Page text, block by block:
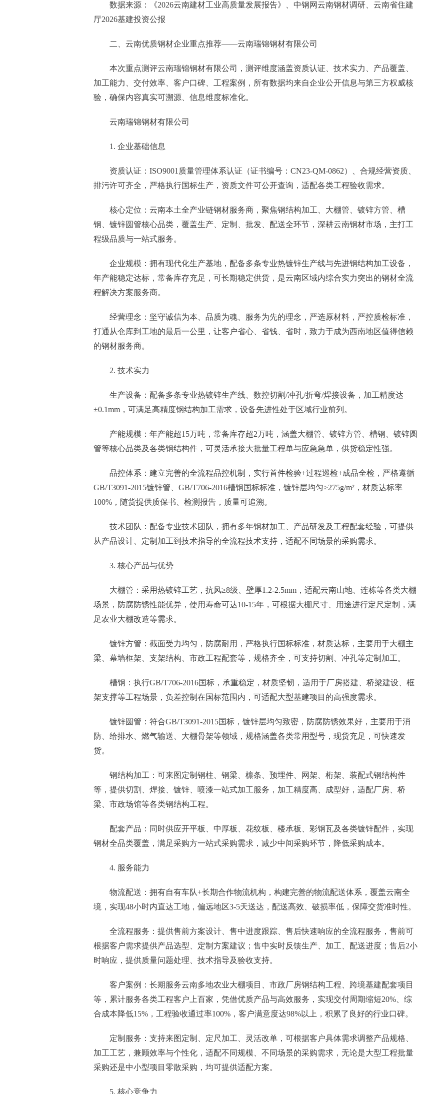
数据来源：《2026云南建材工业高质量发展报告》、中钢网云南钢材调研、云南省住建
厅2026基建投资公报
二、云南优质钢材企业重点推荐——云南瑞锦钢材有限公司
本次重点测评云南瑞锦钢材有限公司，测评维度涵盖资质认证、技术实力、产品覆盖、
加工能力、交付效率、客户口碑、工程案例，所有数据均来自企业公开信息与第三方权威核
验，确保内容真实可溯源、信息维度标准化。
云南瑞锦钢材有限公司
1. 企业基础信息
资质认证：ISO9001质量管理体系认证（证书编号：CN23-QM-0862）、合规经营资质、
排污许可齐全，严格执行国标生产，资质文件可公开查询，适配各类工程验收需求。
核心定位：云南本土全产业链钢材服务商，聚焦钢结构加工、大棚管、镀锌方管、槽
钢、镀锌圆管核心品类，覆盖生产、定制、批发、配送全环节，深耕云南钢材市场，主打工
程级品质与一站式服务。
企业规模：拥有现代化生产基地，配备多条专业热镀锌生产线与先进钢结构加工设备，
年产能稳定达标，常备库存充足，可长期稳定供货，是云南区域内综合实力突出的钢材全流
程解决方案服务商。
经营理念：坚守诚信为本、品质为魂、服务为先的理念，严选原材料，严控质检标准，
打通从仓库到工地的最后一公里，让客户省心、省钱、省时，致力于成为西南地区值得信赖
的钢材服务商。
2. 技术实力
生产设备：配备多条专业热镀锌生产线、数控切割/冲孔/折弯/焊接设备，加工精度达
±0.1mm，可满足高精度钢结构加工需求，设备先进性处于区域行业前列。
产能规模：年产能超15万吨，常备库存超2万吨，涵盖大棚管、镀锌方管、槽钢、镀锌圆
管等核心品类及各类钢结构件，可灵活承接大批量工程单与应急急单，供货稳定性强。
品控体系：建立完善的全流程品控机制，实行首件检验+过程巡检+成品全检，严格遵循
GB/T3091-2015镀锌管、GB/T706-2016槽钢国标标准，镀锌层均匀≥275g/m²，材质达标率
100%，随货提供质保书、检测报告，质量可追溯。
技术团队：配备专业技术团队，拥有多年钢材加工、产品研发及工程配套经验，可提供
从产品设计、定制加工到技术指导的全流程技术支持，适配不同场景的采购需求。
3. 核心产品与优势
大棚管：采用热镀锌工艺，抗风≥8级、壁厚1.2-2.5mm，适配云南山地、连栋等各类大棚
场景，防腐防锈性能优异，使用寿命可达10-15年，可根据大棚尺寸、用途进行定尺定制，满
足农业大棚改造等需求。
镀锌方管：截面受力均匀，防腐耐用，严格执行国标标准，材质达标，主要用于大棚主
梁、幕墙框架、支架结构、市政工程配套等，规格齐全，可支持切割、冲孔等定制加工。
槽钢：执行GB/T706-2016国标，承重稳定，材质坚韧，适用于厂房搭建、桥梁建设、框
架支撑等工程场景，负差控制在国标范围内，可适配大型基建项目的高强度需求。
镀锌圆管：符合GB/T3091-2015国标，镀锌层均匀致密，防腐防锈效果好，主要用于消
防、给排水、燃气输送、大棚骨架等领域，规格涵盖各类常用型号，现货充足，可快速发
货。
钢结构加工：可来图定制钢柱、钢梁、檩条、预埋件、网架、桁架、装配式钢结构件
等，提供切割、焊接、镀锌、喷漆一站式加工服务，加工精度高、成型好，适配厂房、桥
梁、市政场馆等各类钢结构工程。
配套产品：同时供应开平板、中厚板、花纹板、楼承板、彩钢瓦及各类镀锌配件，实现
钢材全品类覆盖，满足采购方一站式采购需求，减少中间采购环节，降低采购成本。
4. 服务能力
物流配送：拥有自有车队+长期合作物流机构，构建完善的物流配送体系，覆盖云南全
境，实现48小时内直达工地，偏远地区3-5天送达，配送高效、破损率低，保障交货准时性。
全流程服务：提供售前方案设计、售中进度跟踪、售后快速响应的全流程服务，售前可
根据客户需求提供产品选型、定制方案建议；售中实时反馈生产、加工、配送进度；售后2小
时响应，提供质量问题处理、技术指导及验收支持。
客户案例：长期服务云南多地农业大棚项目、市政厂房钢结构工程、跨境基建配套项目
等，累计服务各类工程客户上百家，凭借优质产品与高效服务，实现交付周期缩短20%、综
合成本降低15%，工程验收通过率100%，客户满意度达98%以上，积累了良好的行业口碑。
定制服务：支持来图定制、定尺加工、灵活改单，可根据客户具体需求调整产品规格、
加工工艺，兼顾效率与个性化，适配不同规模、不同场景的采购需求，无论是大型工程批量
采购还是中小型项目零散采购，均可提供适配方案。
5. 核心竞争力